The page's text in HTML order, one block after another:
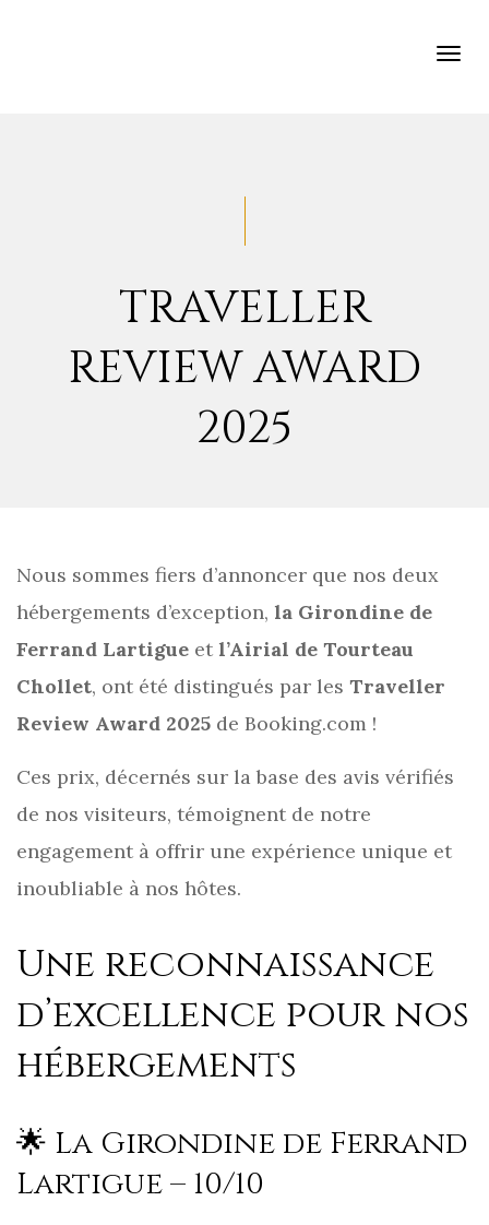
TRAVELLER
REVIEW AWARD
2025
Nous sommes fiers d’annoncer que nos deux
hébergements d’exception, la Girondine de
Ferrand Lartigue et l’Airial de Tourteau
Chollet, ont été distingués par les Traveller
Review Award 2025 de Booking.com !
Ces prix, décernés sur la base des avis vérifiés
de nos visiteurs, témoignent de notre
engagement à offrir une expérience unique et
inoubliable à nos hôtes.
Une reconnaissance
d’excellence pour nos
hébergements
🌟 La Girondine de Ferrand
Lartigue – 10/10